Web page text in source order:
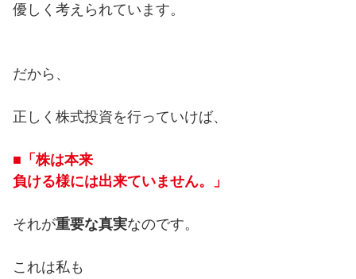
優しく考えられています。
だから、
正しく株式投資を行っていけば、
■「株は本来
負ける様には出来ていません。」
それが重要な真実なのです。
これは私も